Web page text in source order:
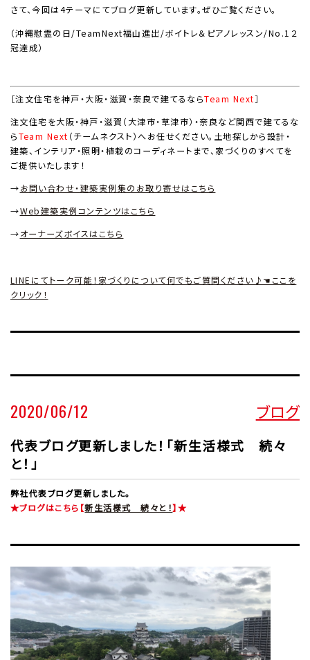
さて、今回は4テーマにてブログ更新しています。ぜひご覧ください。
（沖縄慰霊の日/TeamNext福山進出/ボイトレ＆ピアノレッスン/No.1２
冠達成）
［注文住宅を神戸・大阪・滋賀・奈良で建てるならTeam Next］
注文住宅を大阪・神戸・滋賀（大津市・草津市）・奈良など関西で建てるな
らTeam Next （チームネクスト）へお任せください。土地探しから設計・
建築、インテリア・照明・植栽のコーディネートまで、家づくりのすべてを
ご提供いたします！
→お問い合わせ・建築実例集のお取り寄せはこちら
→Web建築実例コンテンツはこちら
→オーナーズボイスはこちら
LINEにてトーク可能！家づくりについて何でもご質問ください♪☚ここを
クリック！
2020/06/12 ブログ
代表ブログ更新しました！「新生活様式 続々
と！」
弊社代表ブログ更新しました。
★ブログはこちら【新生活様式 続々と！】★